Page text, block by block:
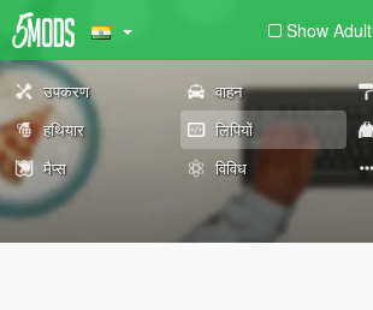
Show Adult
उपकरण वाहन
हथियार
लिपियों
मैप्स
विविध